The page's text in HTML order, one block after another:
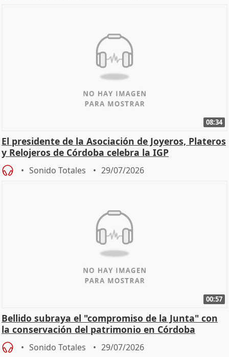
08:34
El presidente de la Asociación de Joyeros, Plateros
y Relojeros de Córdoba celebra la IGP
Sonido Totales 29/07/2026
00:57
Bellido subraya el "compromiso de la Junta" con
la conservación del patrimonio en Córdoba
Sonido Totales 29/07/2026